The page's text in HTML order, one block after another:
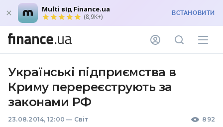
Multi від Finance.ua
(8,9K+) ВСТАНОВИТИ
Українські підприємства в
Криму перереєструють за
законами РФ
23.08.2014, 12:00 — Світ 892